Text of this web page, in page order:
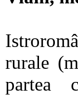
rurale
partea